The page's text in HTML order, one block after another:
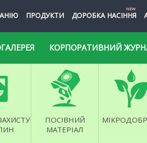
ПРОДУКТИ ДОРОБКА НАСІННЯ
NEW
КОРПОРАТИВНИЙ
ПОСІВНИЙ
МАТЕРІАЛ